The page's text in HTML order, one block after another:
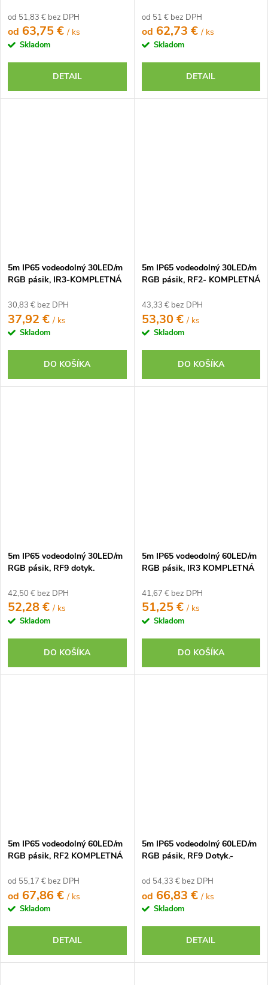
od 51,83 € bez DPH
od 63,75 €/ ks
Skladom
DETAIL
od 51 € bez DPH
od 62,73 €/ ks
Skladom
DETAIL
5m IP65 vodeodolný 30LED/m
RGB pásik, IR3-KOMPLETNÁ
30,83 € bez DPH
37,92 €/ ks
Skladom
DO KOŠÍKA
5m IP65 vodeodolný 30LED/m
RGB pásik, RF2- KOMPLETNÁ
43,33 € bez DPH
53,30 €/ ks
Skladom
DO KOŠÍKA
5m IP65 vodeodolný 30LED/m
RGB pásik, RF9 dotyk.
42,50 € bez DPH
52,28 €/ ks
Skladom
DO KOŠÍKA
5m IP65 vodeodolný 60LED/m
RGB pásik, IR3 KOMPLETNÁ
41,67 € bez DPH
51,25 €/ ks
Skladom
DO KOŠÍKA
5m IP65 vodeodolný 60LED/m
RGB pásik, RF2 KOMPLETNÁ
od 55,17 € bez DPH
od 67,86 €/ ks
Skladom
DETAIL
5m IP65 vodeodolný 60LED/m
RGB pásik, RF9 Dotyk.-
od 54,33 € bez DPH
od 66,83 €/ ks
Skladom
DETAIL